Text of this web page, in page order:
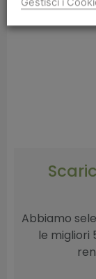
Abbiamo
le migliori